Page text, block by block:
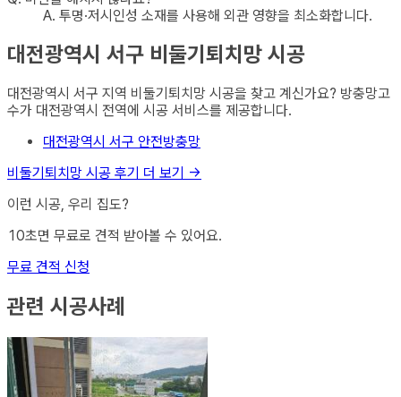
A. 투명·저시인성 소재를 사용해 외관 영향을 최소화합니다.
대전광역시 서구 비둘기퇴치망 시공
대전광역시 서구 지역 비둘기퇴치망 시공을 찾고 계신가요? 방충망고
수가 대전광역시 전역에 시공 서비스를 제공합니다.
대전광역시 서구 안전방충망
비둘기퇴치망 시공 후기 더 보기 →
이런 시공, 우리 집도?
10초면 무료로 견적 받아볼 수 있어요.
무료 견적 신청
관련 시공사례